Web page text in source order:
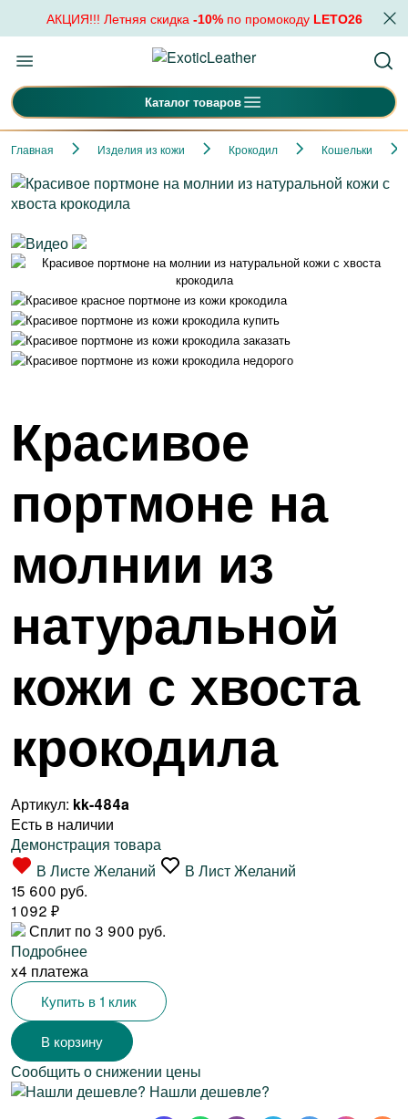
АКЦИЯ!!! Летняя скидка -10%по промокоду LETO26
Каталог товаров
Главная Изделия из кожи Крокодил Кошельки
Красивое
портмоне на
молнии из
натуральной
кожи с хвоста
крокодила
Артикул: kk-484a
Есть в наличии
Демонстрация товара
В Листе Желаний
В Лист Желаний
15 600 руб.
1 092 ₽
Сплит по 3 900 руб.
Подробнее
x4 платежа
Купить в 1 клик
Сообщить о снижении цены
Нашли дешевле?